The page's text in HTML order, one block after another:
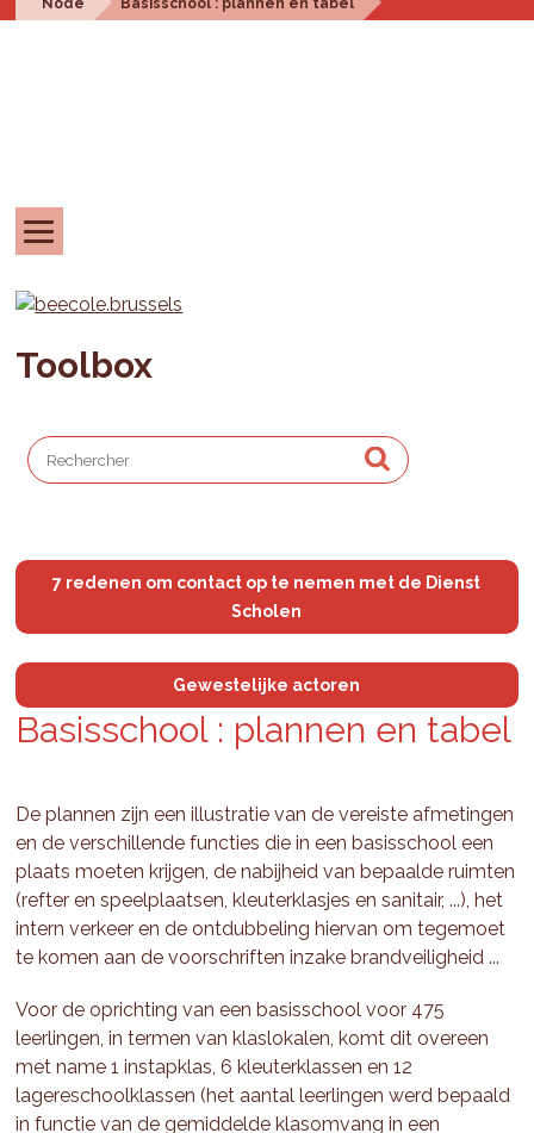
Node Basisschool : plannen en tabel
Toolbox
7 redenen om contact op te nemen met de Dienst
Scholen
Gewestelijke actoren
Ba­siss­chool : plan­nen en tabel
De plannen zijn een illustratie van de vereiste afmetingen
en de verschillende functies die in een basisschool een
plaats moeten krijgen, de nabijheid van bepaalde ruimten
(refter en speelplaatsen, kleuterklasjes en sanitair, ...), het
intern verkeer en de ontdubbeling hiervan om tegemoet
te komen aan de voorschriften inzake brandveiligheid ...
Voor de oprichting van een basisschool voor 475
leerlingen, in termen van klaslokalen, komt dit overeen
met name 1 instapklas, 6 kleuterklassen en 12
lagereschoolklassen (het aantal leerlingen werd bepaald
in functie van de gemiddelde klasomvang in een